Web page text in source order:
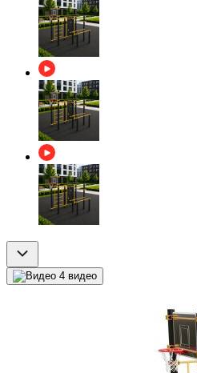
4 видео